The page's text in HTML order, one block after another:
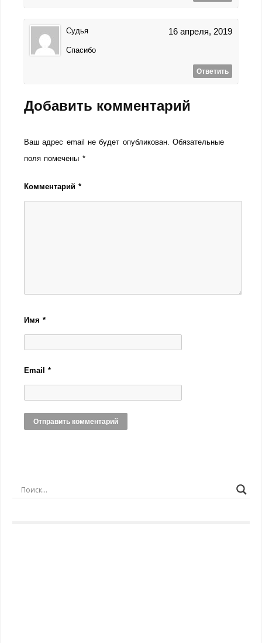
Судья 16 апреля, 2019
Спасибо
Ответить
Добавить комментарий
Ваш адрес email не будет опубликован. Обязательные
поля помечены *
Комментарий*
Имя*
Email*